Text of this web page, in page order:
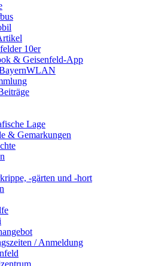
10er
& Geisenfeld-App
Lage
& Gemarkungen
-gärten und -hort
/ Anmeldung